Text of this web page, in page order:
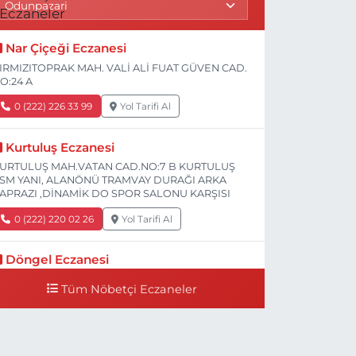
Nar Çiçeği Eczanesi
MAH. VALİ ALİ FUAT GÜVEN CAD.
A
0 (222) 226 33 99 Yol Tarifi Al
Kurtuluş Eczanesi
MAH.VATAN CAD.NO:7 B KURTULUŞ
YANI, ALANÖNÜ TRAMVAY DURAĞI ARKA
,DİNAMİK DO SPOR SALONU KARŞISI
0 (222) 220 02 26 Yol Tarifi Al
Döngel Eczanesi
mt ilerisi bim markete kadar sol tarafı
Tüm Nöbetçi Eczaneler